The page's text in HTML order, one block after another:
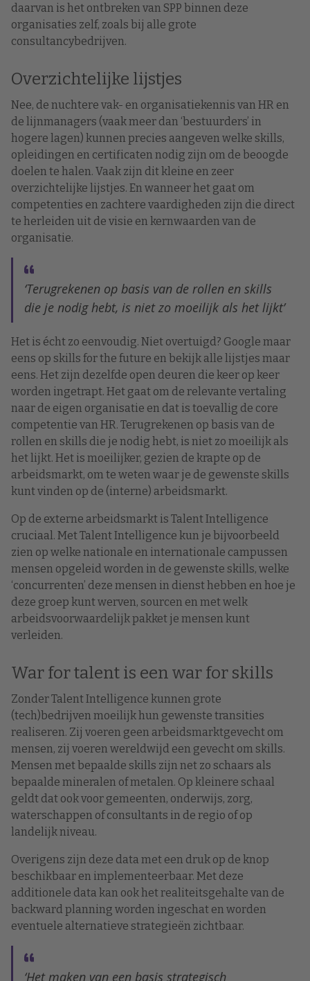
daarvan is het ontbreken van SPP binnen deze
organisaties zelf, zoals bij alle grote
consultancybedrijven.
Overzichtelijke lijstjes
Nee, de nuchtere vak- en organisatiekennis van HR en
de lijnmanagers (vaak meer dan ‘bestuurders’ in
hogere lagen) kunnen precies aangeven welke skills,
opleidingen en certificaten nodig zijn om de beoogde
doelen te halen. Vaak zijn dit kleine en zeer
overzichtelijke lijstjes. En wanneer het gaat om
competenties en zachtere vaardigheden zijn die direct
te herleiden uit de visie en kernwaarden van de
organisatie.
‘Terugrekenen op basis van de rollen en skills
die je nodig hebt, is niet zo moeilijk als het lijkt’
Het is écht zo eenvoudig. Niet overtuigd? Google maar
eens op skills for the future en bekijk alle lijstjes maar
eens. Het zijn dezelfde open deuren die keer op keer
worden ingetrapt. Het gaat om de relevante vertaling
naar de eigen organisatie en dat is toevallig de core
competentie van HR. Terugrekenen op basis van de
rollen en skills die je nodig hebt, is niet zo moeilijk als
het lijkt. Het is moeilijker, gezien de krapte op de
arbeidsmarkt, om te weten waar je de gewenste skills
kunt vinden op de (interne) arbeidsmarkt.
Op de externe arbeidsmarkt is Talent Intelligence
cruciaal. Met Talent Intelligence kun je bijvoorbeeld
zien op welke nationale en internationale campussen
mensen opgeleid worden in de gewenste skills, welke
‘concurrenten’ deze mensen in dienst hebben en hoe je
deze groep kunt werven, sourcen en met welk
arbeidsvoorwaardelijk pakket je mensen kunt
verleiden.
War for talent is een war for skills
Zonder Talent Intelligence kunnen grote
(tech)bedrijven moeilijk hun gewenste transities
realiseren. Zij voeren geen arbeidsmarktgevecht om
mensen, zij voeren wereldwijd een gevecht om skills.
Mensen met bepaalde skills zijn net zo schaars als
bepaalde mineralen of metalen. Op kleinere schaal
geldt dat ook voor gemeenten, onderwijs, zorg,
waterschappen of consultants in de regio of op
landelijk niveau.
Overigens zijn deze data met een druk op de knop
beschikbaar en implementeerbaar. Met deze
additionele data kan ook het realiteitsgehalte van de
backward planning worden ingeschat en worden
eventuele alternatieve strategieën zichtbaar.
‘Het maken van een basis strategisch